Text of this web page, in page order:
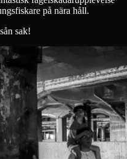
på nära håll.
sak!